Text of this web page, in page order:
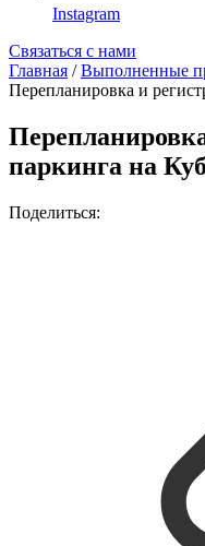
Instagram
Связаться с нами
Главная /Выполненные
Перепланировка и
паркинга на
Поделиться: